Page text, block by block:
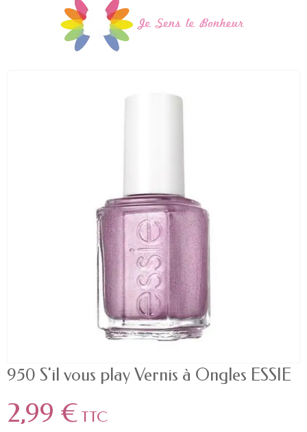
950 S'il vous play Vernis à Ongles ESSIE
2,99 € TTC